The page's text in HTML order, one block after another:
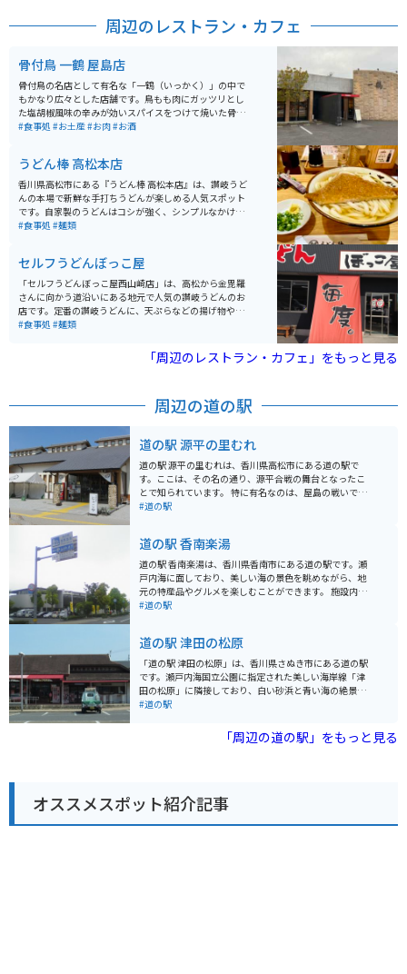
らに周囲の魅力的なスポットへと繰り出すことも可能で
周辺のレストラン・カフェ
骨付鳥 一鶴 屋島店
骨付鳥の名店として有名な「一鶴（いっかく）」の中で
もかなり広々とした店舗です。鳥もも肉にガッツリとし
た塩胡椒風味の辛みが効いスパイスをつけて焼いた骨付
鳥は、ビールにピッタリの味付けです。もちろん単体で
#食事処 #お土産#お肉#お酒
うどん棒 高松本店
香川県高松市にある『うどん棒 高松本店』は、讃岐うど
んの本場で新鮮な手打ちうどんが楽しめる人気スポット
です。自家製のうどんはコシが強く、シンプルなかけう
どんから具材たっぷりの天ぷらうどんまで豊富なメニュ
#食事処 #麺類
セルフうどんぼっこ屋
「セルフうどんぼっこ屋西山崎店」は、高松から金毘羅
さんに向かう道沿いにある地元で人気の讃岐うどんのお
店です。定番の讃岐うどんに、天ぷらなどの揚げ物やお
でんなどのサイドメニューも充実しています。 お値段も
をトッピング、天ぷら類3品で600円ほとで食べられま
#食事処 #麺類
「周辺のレストラン・カフェ」をもっと見る
周辺の道の駅
道の駅 源平の里むれ
道の駅 源平の里むれは、香川県高松市にある道の駅で
す。ここは、その名の通り、源平合戦の舞台となったこ
とで知られています。 特に有名なのは、屋島の戦いで、
扇の的を射落とした那須与一の伝説が残る場所です。道
ます。 また、地元の特産品を販売する物産館もあり、香
川県の名産品であるうどんや、和三盆を使ったお菓子な
どを購入することができます。バイクで訪れる際は、駐
車場も広く、休憩場所としても最適です。周辺には、源
義経ゆかりの地や、四国八十八ヶ所霊場の札所などもあ
#道の駅
道の駅 香南楽湯
道の駅 香南楽湯は、香川県香南市にある道の駅です。瀬
戸内海に面しており、美しい海の景色を眺めながら、地
元の特産品やグルメを楽しむことができます。 施設内に
は、レストラン、物産館、温泉施設などがあり、ドライ
す。 バイクで訪れる場合、道の駅には広い駐車場が完備
されているので安心です。また、周辺には、風光明媚な
海岸線が続く「さぬき浜街道」など、ツーリングに最適
なルートもたくさんあります。香川県の名産品であるう
どん店も周辺に数多くあるので、ツーリング中に立ち寄
#道の駅
道の駅 津田の松原
「道の駅 津田の松原」は、香川県さぬき市にある道の駅
です。瀬戸内海国立公園に指定された美しい海岸線「津
田の松原」に隣接しており、白い砂浜と青い海の絶景を
眺めながら、地元の特産品やグルメを楽しむことができ
として知られており、海水浴や散策に最適です。また、
周辺には、瀬戸内海を望む絶景露天風呂が人気の「さぬ
るので安心です。周辺の海岸線は、信号も少なく、景色
が良いのでツーリングにも最適です。道の駅では、地元
産の新鮮な野菜や果物、海産物などが販売されているほ
#道の駅
「周辺の道の駅」をもっと見る
オススメスポット紹介記事